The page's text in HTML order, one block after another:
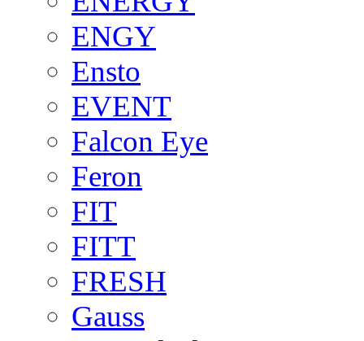
ENGY
Ensto
EVENT
Falcon Eye
Feron
FIT
FITT
FRESH
Gauss